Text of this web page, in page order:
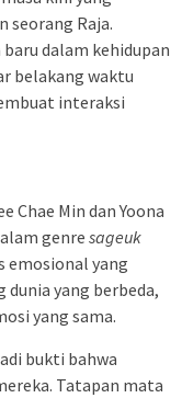
seorang Raja.
dalam kehidupan
belakang waktu
interaksi
Chae Min dan Yoona
genre sageuk
emosional yang
yang berbeda,
yang sama.
bukti bahwa
Tatapan mata